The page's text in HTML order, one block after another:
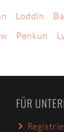
Loddin
Penkun
FÜR